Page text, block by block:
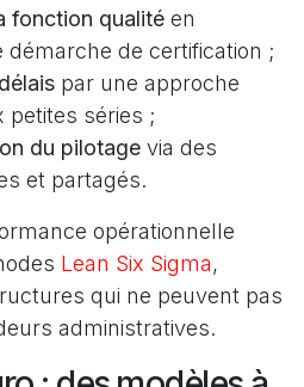
fonction qualité en
de certification ;
par une approche
petites séries ;
du pilotage via des
et partagés.
opérationnelle
Lean Six Sigma,
qui ne peuvent pas
administratives.